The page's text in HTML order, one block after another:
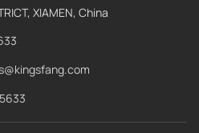
XIAMEN, China